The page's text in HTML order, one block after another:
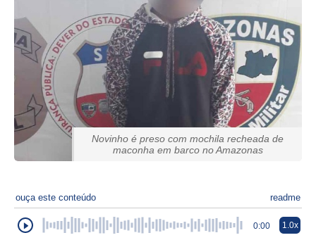
Novinho é preso com mochila recheada de
maconha em barco no Amazonas
ouça este conteúdo readme
0:00 1.0x